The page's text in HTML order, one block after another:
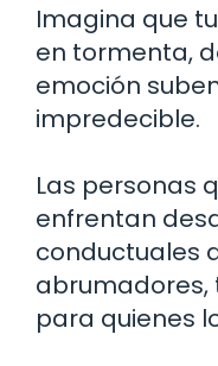
Imagina que
en tormenta,
emoción
impredecible.
Las personas
enfrentan
conductuales
para quienes